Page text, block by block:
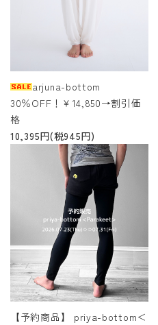
arjuna-bottom
30％OFF！￥14,850→割引価
格
10,395円(税945円)
【予約商品】 priya-bottom＜